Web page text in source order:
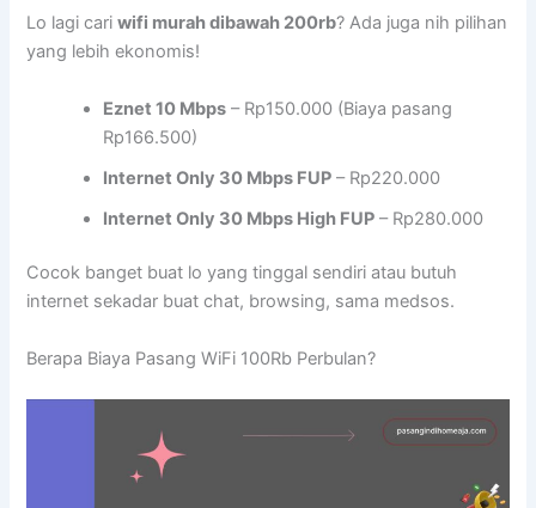
Lo lagi cariwifi murah dibawah 200rb? Ada juga nih pilihan
yang lebih ekonomis!
Eznet 10 Mbps – Rp150.000 (Biaya pasang
Rp166.500)
Internet Only 30 Mbps FUP – Rp220.000
Internet Only 30 Mbps High FUP – Rp280.000
Cocok banget buat lo yang tinggal sendiri atau butuh
internet sekadar buat chat, browsing, sama medsos.
Berapa Biaya Pasang WiFi 100Rb Perbulan?